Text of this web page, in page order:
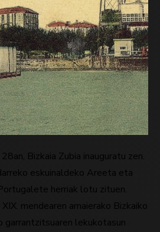
Bizkaia Zubia inauguratu zen.
eskuinaldeko Areeta eta
herriak lotu zituen.
mendearen amaierako Bizkaiko
garrantzitsuaren lekukotasun